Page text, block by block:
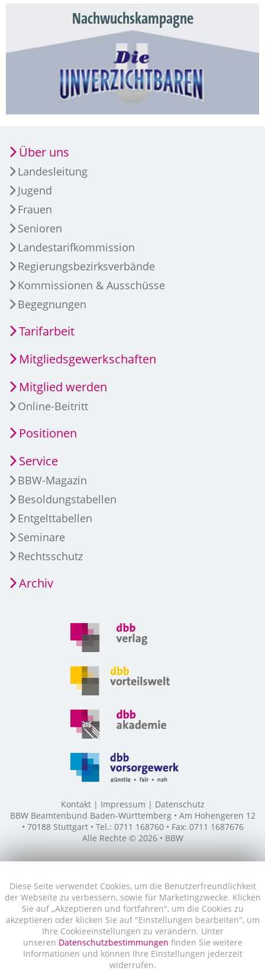
Nachwuchskampagne
Diese Seite verwendet Cookies, um die Benutzerfreundlichkeit
der Webseite zu verbessern, sowie für Marketingzwecke. Klicken
Sie auf „Akzeptieren und fortfahren", um die Cookies zu
akzeptieren oder klicken Sie auf "Einstellungen bearbeiten", um
Ihre Cookieeinstellungen zu verändern. Unter
unseren Datenschutzbestimmungen finden Sie weitere
Informationen und können Ihre Einstellungen jederzeit
widerrufen.
Über uns
Landesleitung
Jugend
Frauen
Senioren
Landestarifkommission
Regierungsbezirksverbände
Kommissionen & Ausschüsse
Begegnungen
Tarifarbeit
Mitgliedsgewerkschaften
Mitglied werden
Online-Beitritt
Positionen
Service
BBW-Magazin
Besoldungstabellen
Entgelttabellen
Seminare
Rechtsschutz
Archiv
Kontakt Impressum
Datenschutz
BBW Beamtenbund Baden-Württemberg • Am Hohengeren 12
• 70188 Stuttgart • Tel.: 0711 168760 • Fax: 0711 1687676
Alle Rechte © 2026 • BBW